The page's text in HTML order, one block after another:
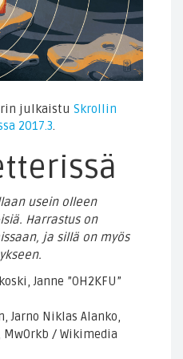
julkaistu Skrollin
2017.3.
usein olleen
Harrastus on
ja sillä on myös
Janne ”OH2KFU”
Jarno Niklas Alanko,
Mw0rkb / Wikimedia